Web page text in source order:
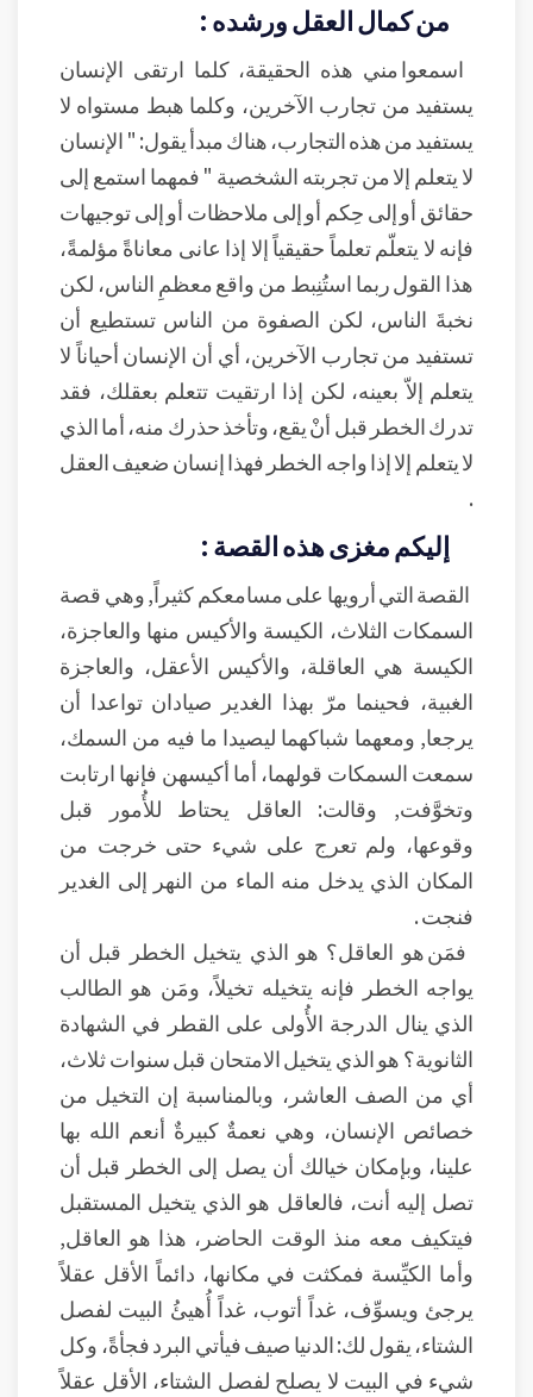
من كمال العقل ورشده :
اسمعوا مني هذه الحقيقة، كلما ارتقى الإنسان
يستفيد من تجارب الآخرين، وكلما هبط مستواه لا
يستفيد من هذه التجارب، هناك مبدأ يقول: " الإنسان
لا يتعلم إلا من تجربته الشخصية " فمهما استمع إلى
حقائق أو إلى حِكم أو إلى ملاحظات أو إلى توجيهات
فإنه لا يتعلّم تعلماً حقيقياً إلا إذا عانى معاناةً مؤلمةً،
هذا القول ربما استُنِبط من واقع معظمِ الناس، لكن
نخبةَ الناس، لكن الصفوة من الناس تستطيع أن
تستفيد من تجارب الآخرين، أي أن الإنسان أحياناً لا
يتعلم إلاّ بعينه، لكن إذا ارتقيت تتعلم بعقلك، فقد
تدرك الخطر قبل أنْ يقع، وتأخذ حذرك منه، أما الذي
لا يتعلم إلا إذا واجه الخطر فهذا إنسان ضعيف العقل
.
إليكم مغزى هذه القصة :
القصة التي أرويها على مسامعكم كثيراً, وهي قصة
السمكات الثلاث، الكيسة والأكيس منها والعاجزة،
الكيسة هي العاقلة، والأكيس الأعقل، والعاجزة
الغبية، فحينما مرّ بهذا الغدير صيادان تواعدا أن
يرجعا, ومعهما شباكهما ليصيدا ما فيه من السمك،
سمعت السمكات قولهما، أما أكيسهن فإنها ارتابت
وتخوَّفت, وقالت: العاقل يحتاط للأُمور قبل
وقوعها، ولم تعرج على شيء حتى خرجت من
المكان الذي يدخل منه الماء من النهر إلى الغدير
فنجت .
فمَن هو العاقل؟ هو الذي يتخيل الخطر قبل أن
يواجه الخطر فإنه يتخيله تخيلاً، ومَن هو الطالب
الذي ينال الدرجة الأُولى على القطر في الشهادة
الثانوية؟ هو الذي يتخيل الامتحان قبل سنوات ثلاث،
أي من الصف العاشر، وبالمناسبة إن التخيل من
خصائص الإنسان، وهي نعمةٌ كبيرةٌ أنعم الله بها
علينا، وبإمكان خيالك أن يصل إلى الخطر قبل أن
تصل إليه أنت، فالعاقل هو الذي يتخيل المستقبل
فيتكيف معه منذ الوقت الحاضر، هذا هو العاقل,
وأما الكيِّسة فمكثت في مكانها، دائماً الأقل عقلاً
يرجئ ويسوِّف، غداً أتوب، غداً أُهيئُ البيت لفصل
الشتاء، يقول لك: الدنيا صيف فيأتي البرد فجأةً، وكل
شيء في البيت لا يصلح لفصل الشتاء، الأقل عقلاً